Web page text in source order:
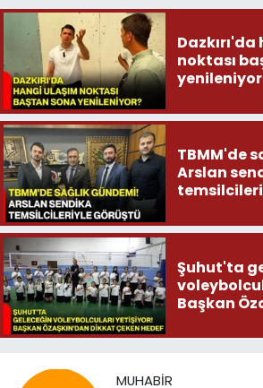
noktası
TBMM'de
Arslan
Şuhut'ta
Başkan
MUHABIR